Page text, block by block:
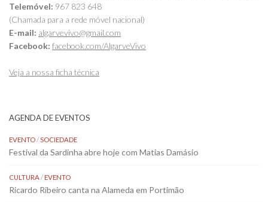
Telemóvel: 967 823 648
(Chamada para a rede móvel nacional)
E-mail: algarvevivo@gmail.com
Facebook: facebook.com/AlgarveVivo
Veja a nossa ficha técnica
AGENDA DE EVENTOS
EVENTO/SOCIEDADE
Festival da Sardinha abre hoje com Matias Damásio
CULTURA/EVENTO
Ricardo Ribeiro canta na Alameda em Portimão